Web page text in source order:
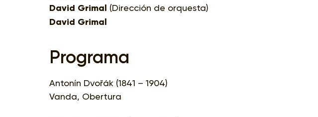
David Grimal (Dirección de orquesta)
David Grimal
Programa
Antonín Dvořák (1841 – 1904)
Vanda, Obertura